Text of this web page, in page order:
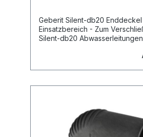
Geberit Silent-db20 Enddeckel
Einsatzbereich - Zum
Silent-db20 Abwasserleitungen in
Elektro-Schweißmuffe